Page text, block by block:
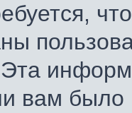
вам